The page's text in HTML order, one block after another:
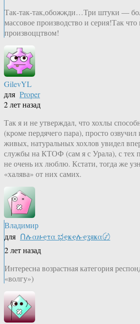
Так-так-так,обожжди…Три штуки —
массовое производство и серия!Так
произвоццтвом!
GilevYL
для Proper
2 лет назад
Так я и не утверждал, что хохлы
(кроме пердячего пара), просто
живых, натуральных хохлов увидел
службы на КТОФ (сам я с Урала), с тех
не очень их люблю. Кстати, тогда же
«халява» от них самих.
Владимир
для Ոሉαዙҿτα ಭҿҝҿሉҿʓяҝα〄
2 лет назад
Интересна возрастная категория
«волгу»)